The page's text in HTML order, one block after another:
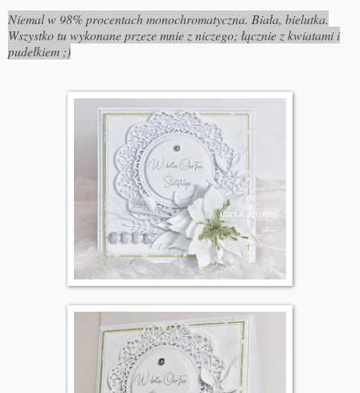
Niemal w 98% procentach monochromatyczna. Biała, bielutka.
Wszystko tu wykonane przeze mnie z niczego; łącznie z kwiatami i
pudełkiem ;)